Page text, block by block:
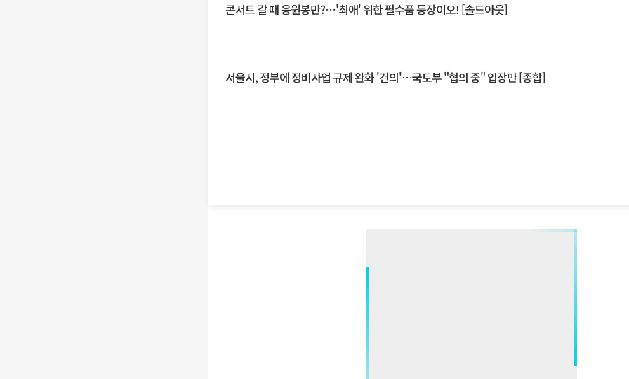
콘서트 갈 때 응원봉만?⋯'최애' 위한 필수품 등장이오! [솔드아웃]
서울시, 정부에 정비사업 규제 완화 '건의'⋯국토부 "협의 중" 입장만 [종합]